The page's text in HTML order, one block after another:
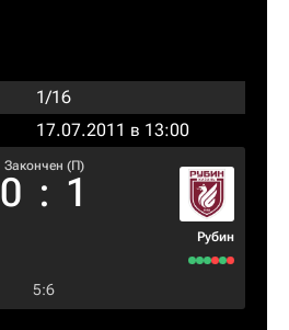
1/16
17.07.2011 в 13:00
Закончен (П)
0 : 1
Рубин
5:6